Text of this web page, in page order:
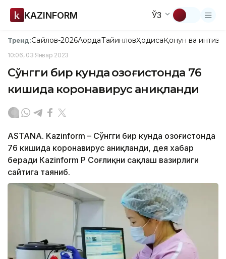
KAZINFORM ЎЗ
Тренд:Сайлов-2026АқордаТайинловҲодисаҚонун ва
10:06, 03 Январ 2023
Сўнгги бир кунда Қозоғистонда 76
кишида коронавирус аниқланди
ASTANА. Kazinform – Сўнгги бир кунда Қозоғистонда
76 кишида коронавирус аниқланди, дея хабар
беради Кazinform ҚР Соғлиқни сақлаш вазирлиги
сайтига таяниб.